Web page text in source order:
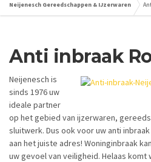
Neijenesch Gereedschappen & IJzerwaren
Anti inbraak
Neijenesch is
sinds 1976 uw
ideale partner
op het gebied van ijzerwaren,
sluitwerk. Dus ook voor uw anti
aan het juiste adres! Woninginbraak
uw gevoel van veiligheid. Helaas